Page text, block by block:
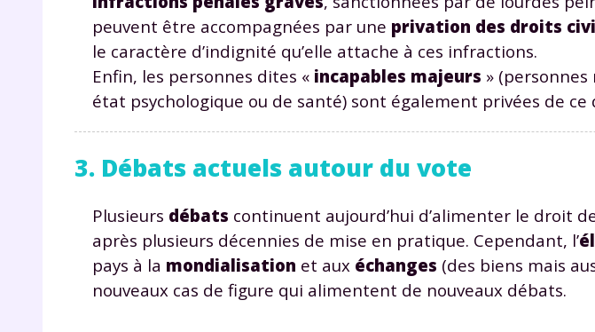
peuvent être accompagnées par une privation des droits
le caractère d’indignité qu’elle attache à ces infractions.
Enfin, les personnes dites « incapables majeurs »
état psychologique ou de santé) sont également privées de ce
3. Débats actuels autour du vote
Plusieurs débats continuent aujourd’hui d’alimenter le droit
après plusieurs décennies de mise en pratique. Cependant, l’
pays à la mondialisation et aux échanges (des biens mais
nouveaux cas de figure qui alimentent de nouveaux débats.